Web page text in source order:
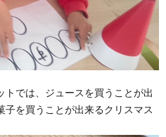
では、ジュースを買うことが出
を買うことが出来るクリスマス